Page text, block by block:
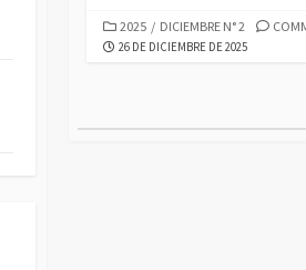
CATEGORIES
2025 / DICIEMBRE N° 2
PUBLISHED
26 DE DICIEMBRE DE 2025
de